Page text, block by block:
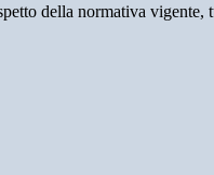
della normativa